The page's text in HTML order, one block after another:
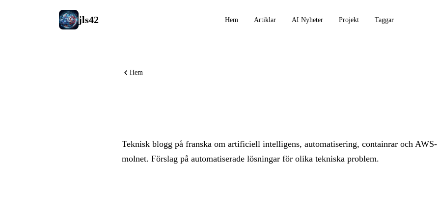
jls42 Hem Artiklar AI Nyheter Projekt Taggar
Hem
Teknisk blogg på franska om artificiell intelligens, automatisering, containrar och AWS-
molnet. Förslag på automatiserade lösningar för olika tekniska problem.